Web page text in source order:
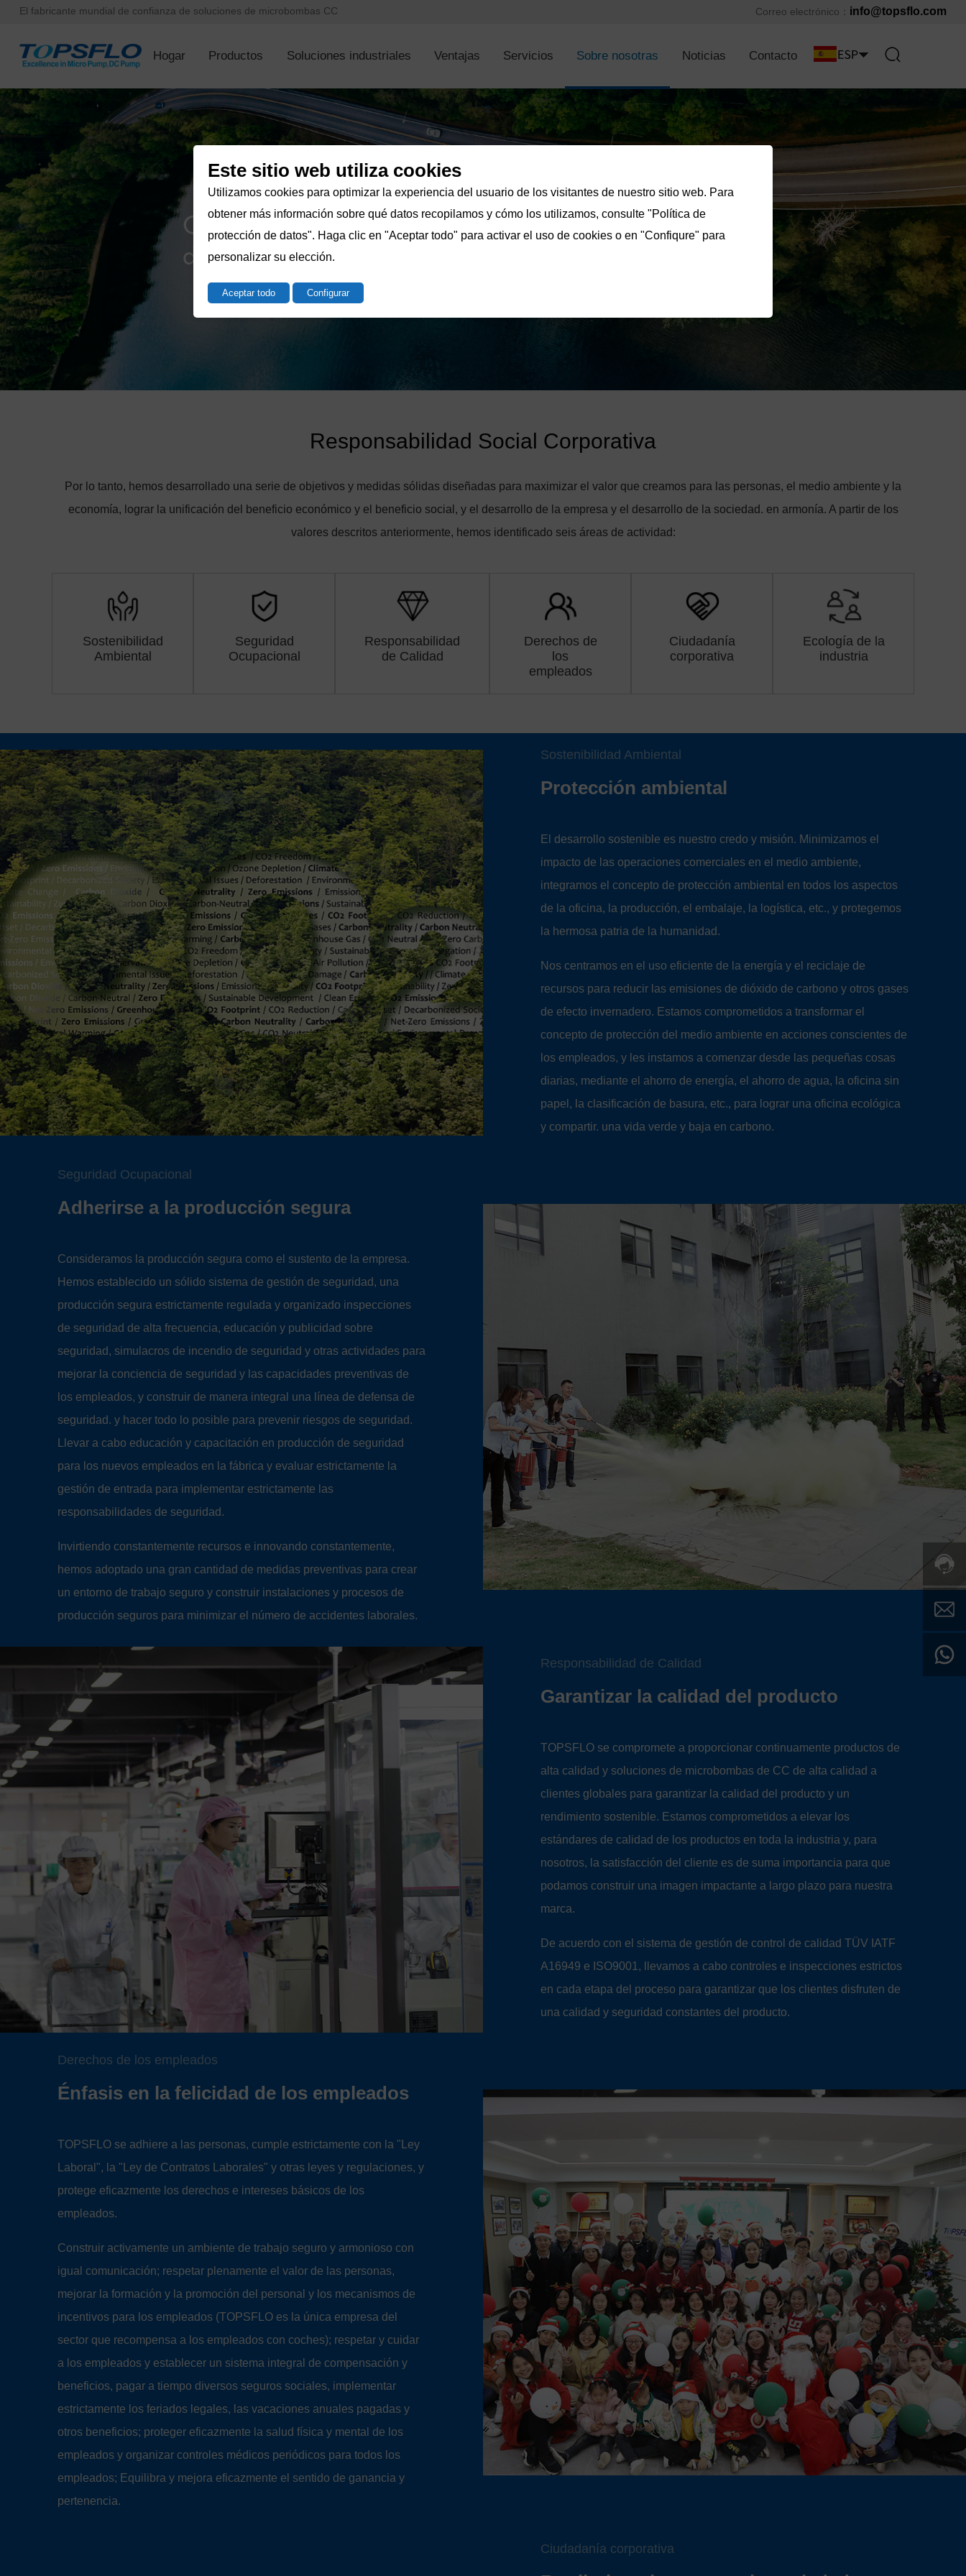
El fabricante mundial de confianza de soluciones de microbombas CC Correo electrónico： info@topsflo.com
Hogar Productos Soluciones industriales Ventajas Servicios Sobre nosotras Noticias Contacto
Responsabilidad Social Corporativa
Por lo tanto, hemos desarrollado una serie de objetivos y medidas sólidas diseñadas para maximizar el valor que creamos para las personas, el medio ambiente y la
economía, lograr la unificación del beneficio económico y el beneficio social, y el desarrollo de la empresa y el desarrollo de la sociedad. en armonía. A partir de los
valores descritos anteriormente, hemos identificado seis áreas de actividad:
Sostenibilidad
Ambiental
Seguridad
Ocupacional
Responsabilidad
de Calidad
Derechos de
los
empleados
Ciudadanía
corporativa
Ecología de la
industria
Sostenibilidad Ambiental
Protección ambiental
El desarrollo sostenible es nuestro credo y misión. Minimizamos el
impacto de las operaciones comerciales en el medio ambiente,
integramos el concepto de protección ambiental en todos los aspectos
de la oficina, la producción, el embalaje, la logística, etc., y protegemos
la hermosa patria de la humanidad.
Nos centramos en el uso eficiente de la energía y el reciclaje de
recursos para reducir las emisiones de dióxido de carbono y otros gases
de efecto invernadero. Estamos comprometidos a transformar el
concepto de protección del medio ambiente en acciones conscientes de
los empleados, y les instamos a comenzar desde las pequeñas cosas
diarias, mediante el ahorro de energía, el ahorro de agua, la oficina sin
papel, la clasificación de basura, etc., para lograr una oficina ecológica
y compartir. una vida verde y baja en carbono.
Seguridad Ocupacional
Adherirse a la producción segura
Consideramos la producción segura como el sustento de la empresa.
Hemos establecido un sólido sistema de gestión de seguridad, una
producción segura estrictamente regulada y organizado inspecciones
de seguridad de alta frecuencia, educación y publicidad sobre
seguridad, simulacros de incendio de seguridad y otras actividades para
mejorar la conciencia de seguridad y las capacidades preventivas de
los empleados, y construir de manera integral una línea de defensa de
seguridad. y hacer todo lo posible para prevenir riesgos de seguridad.
Llevar a cabo educación y capacitación en producción de seguridad
para los nuevos empleados en la fábrica y evaluar estrictamente la
gestión de entrada para implementar estrictamente las
responsabilidades de seguridad.
Invirtiendo constantemente recursos e innovando constantemente,
hemos adoptado una gran cantidad de medidas preventivas para crear
un entorno de trabajo seguro y construir instalaciones y procesos de
producción seguros para minimizar el número de accidentes laborales.
Responsabilidad de Calidad
Garantizar la calidad del producto
TOPSFLO se compromete a proporcionar continuamente productos de
alta calidad y soluciones de microbombas de CC de alta calidad a
clientes globales para garantizar la calidad del producto y un
rendimiento sostenible. Estamos comprometidos a elevar los
estándares de calidad de los productos en toda la industria y, para
nosotros, la satisfacción del cliente es de suma importancia para que
podamos construir una imagen impactante a largo plazo para nuestra
marca.
De acuerdo con el sistema de gestión de control de calidad TÜV IATF
A16949 e ISO9001, llevamos a cabo controles e inspecciones estrictos
en cada etapa del proceso para garantizar que los clientes disfruten de
una calidad y seguridad constantes del producto.
Derechos de los empleados
Énfasis en la felicidad de los empleados
TOPSFLO se adhiere a las personas, cumple estrictamente con la "Ley
Laboral", la "Ley de Contratos Laborales" y otras leyes y regulaciones, y
protege eficazmente los derechos e intereses básicos de los
empleados.
Construir activamente un ambiente de trabajo seguro y armonioso con
igual comunicación; respetar plenamente el valor de las personas,
mejorar la formación y la promoción del personal y los mecanismos de
incentivos para los empleados (TOPSFLO es la única empresa del
sector que recompensa a los empleados con coches); respetar y cuidar
a los empleados y establecer un sistema integral de compensación y
beneficios, pagar a tiempo diversos seguros sociales, implementar
estrictamente los feriados legales, las vacaciones anuales pagadas y
otros beneficios; proteger eficazmente la salud física y mental de los
empleados y organizar controles médicos periódicos para todos los
empleados; Equilibra y mejora eficazmente el sentido de ganancia y
pertenencia.
Ciudadanía corporativa
Este sitio web utiliza cookies
Utilizamos cookies para optimizar la experiencia del usuario de los visitantes de nuestro sitio web. Para
obtener más información sobre qué datos recopilamos y cómo los utilizamos, consulte "Política de
protección de datos". Haga clic en "Aceptar todo" para activar el uso de cookies o en "Confiqure" para
personalizar su elección.
Aceptar todo Configurar